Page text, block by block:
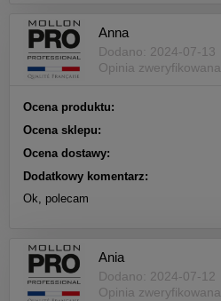
Anna
Dodano: 2024-07-13
Opinia zweryfikowana
Ocena produktu:
Ocena sklepu:
Ocena dostawy:
Dodatkowy komentarz:
Ok, polecam
Ania
Dodano: 2024-07-12
Opinia zweryfikowana